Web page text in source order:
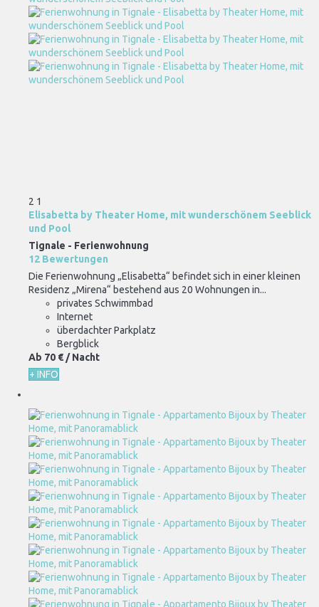
2 1
Elisabetta by Theater Home, mit wunderschönem Seeblick
und Pool
Tignale - Ferienwohnung
12 Bewertungen
Die Ferienwohnung „Elisabetta“ befindet sich in einer kleinen
Residenz „Mirena“ bestehend aus 20 Wohnungen in...
privates Schwimmbad
Internet
überdachter Parkplatz
Bergblick
Ab 70 € / Nacht
+ INFO